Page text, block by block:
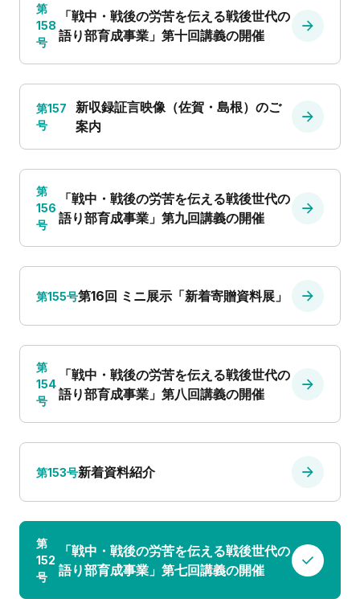
第
158
号
「戦中・戦後の労苦を伝える戦後世代の
語り部育成事業」第十回講義の開催
第157
号
新収録証言映像（佐賀・島根）のご
案内
第
156
号
「戦中・戦後の労苦を伝える戦後世代の
語り部育成事業」第九回講義の開催
第155号第16回 ミニ展示「新着寄贈資料展」
第
154
号
「戦中・戦後の労苦を伝える戦後世代の
語り部育成事業」第八回講義の開催
第153号新着資料紹介
第
152
号
「戦中・戦後の労苦を伝える戦後世代の
語り部育成事業」第七回講義の開催